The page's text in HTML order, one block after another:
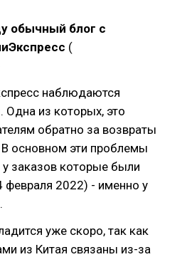
обычный блог с
(
наблюдаются
из которых, это
обратно за возвраты
основном эти проблемы
заказов которые были
февраля 2022) - именно у
уже скоро, так как
из Китая связаны из-за